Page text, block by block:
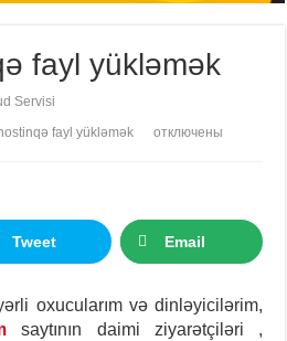
fayl yükləmək
Servisi
fayl yükləmək
отключены
Tweet Email
oxucularım və dinləyicilərim,
saytının daimi ziyarətçiləri ,